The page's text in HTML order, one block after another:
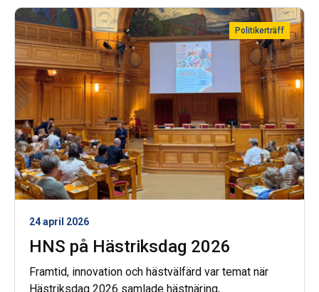
Politikerträff
24 april 2026
HNS på Hästriksdag 2026
Framtid, innovation och hästvälfärd var temat när
Hästriksdag 2026 samlade hästnäring,